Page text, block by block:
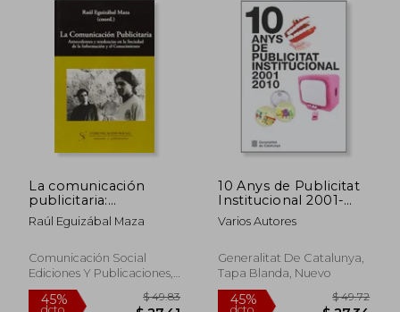
dcto.
45%
dcto.
La comunicación
publicitaria:
Antecedentes y
tendencias en la
Información y el
Conocimiento
Raúl Eguizábal Maza
Comunicación Social
Ediciones Y Publicaciones,
Tapa Blanda, Nuevo
10 Anys de Publicitat
Institucional 2001-
2010 (en Catalán)
Varios Autores
Generalitat De Catalunya,
Tapa Blanda, Nuevo